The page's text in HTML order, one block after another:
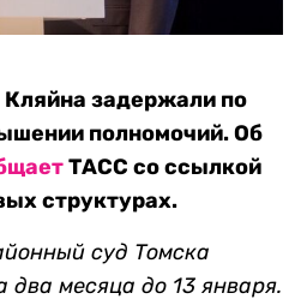
задержали по
полномочий. Об
ТАСС со ссылкой
структурах.
суд Томска
два месяца до 13 января.